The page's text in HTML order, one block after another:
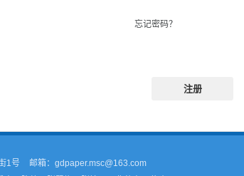
忘记密码？
注册
1号
邮箱：gdpaper.msc@163.com